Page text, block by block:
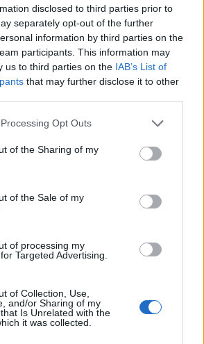
disclosed to third parties prior to
separately opt-out of the further
information by third parties on the
participants. This information may
us to third parties on the IAB’s List of
that may further disclose it to other
Opt Outs
of the Sharing of my
of the Sale of my
of processing my
Targeted Advertising.
of Collection, Use,
and/or Sharing of my
Is Unrelated with the
it was collected.
hogy az előző hetekben
végrehajtott
eredményeképpen a Nutex-
2011. augusztus 25.
portfolio.hu hírarchívumához
olvasása előfizetéses
tartalmazza:
cikkarchívum
elmúlt 2 év napon belüli